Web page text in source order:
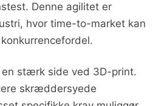
Denne agilitet er
hvor time-to-market kan
en stærk side ved 3D-print.
skræddersyede